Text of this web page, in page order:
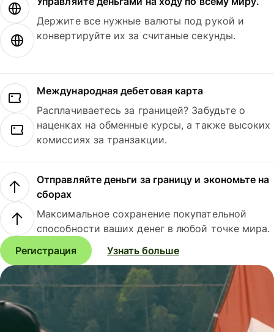
Держите все нужные валюты под рукой и
конвертируйте их за считаные секунды.
Международная дебетовая карта
Расплачиваетесь за границей? Забудьте о
наценках на обменные курсы, а также высоких
комиссиях за транзакции.
Отправляйте деньги за границу и экономьте на
сборах
Максимальное сохранение покупательной
способности ваших денег в любой точке мира.
Регистрация
Узнать больше